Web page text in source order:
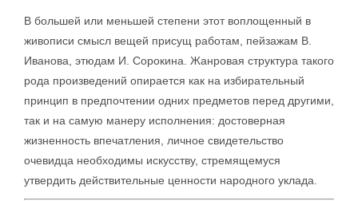
В большей или меньшей степени этот воплощенный в
живописи смысл вещей присущ работам, пейзажам В.
Иванова, этюдам И. Сорокина. Жанровая структура такого
рода произведений опирается как на избирательный
принцип в предпочтении одних предметов перед другими,
так и на самую манеру исполнения: достоверная
жизненность впечатления, личное свидетельство
очевидца необходимы искусству, стремящемуся
утвердить действительные ценности народного уклада.